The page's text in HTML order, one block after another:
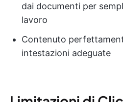
dai documenti per
lavoro
Contenuto
intestazioni adeguate